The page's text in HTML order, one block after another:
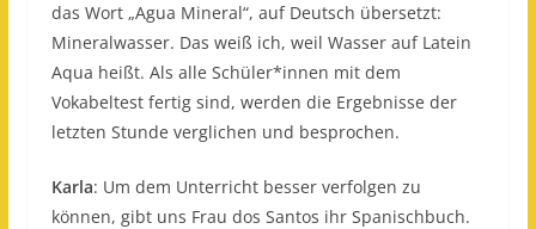
das Wort „Agua Mineral“, auf Deutsch übersetzt:
Mineralwasser. Das weiß ich, weil Wasser auf Latein
Aqua heißt. Als alle Schüler*innen mit dem
Vokabeltest fertig sind, werden die Ergebnisse der
letzten Stunde verglichen und besprochen.
Karla: Um dem Unterricht besser verfolgen zu
können, gibt uns Frau dos Santos ihr Spanischbuch.